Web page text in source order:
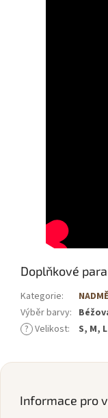
Doplňkové
Kategorie:
Výběr barvy:
? Velikost: S, M,
Z
Informace pro